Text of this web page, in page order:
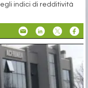
indici di redditività